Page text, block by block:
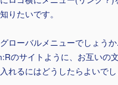
りたいです。
ローバルメニューでしょう
のサイトように、お互いの
れるにはどうしたらよいでし